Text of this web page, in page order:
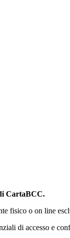
CartaBCC.
fisico o on line
di accesso e